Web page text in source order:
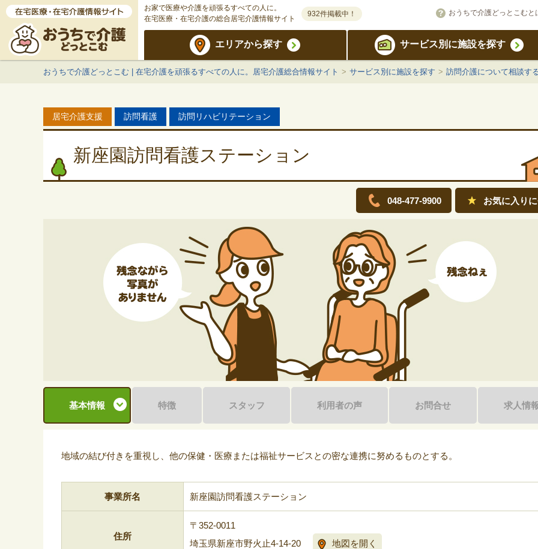
お家で医療や介護を頑張るすべての人に。
在宅医療・在宅介護の総合居宅介護情報サイト
932件掲載中！ おうちで介護どっとこむと
エリアから探す サービス別に施設を探す
おうちで介護どっとこむ | 在宅介護を頑張るすべての人に。居宅介護総合情報サイト > サービス別に施設を探す > 訪問介護について相談す
居宅介護支援 訪問看護 訪問リハビリテーション
新座園訪問看護ステーション
048-477-9900 お気に入りに
基本情報 特徴 スタッフ 利用者の声 お問合せ 求人情
地域の結び付きを重視し、他の保健・医療または福祉サービスとの密な連携に努めるものとする。
事業所名 新座園訪問看護ステーション
住所
〒352-0011
埼玉県新座市野火止4-14-20
地図を開く